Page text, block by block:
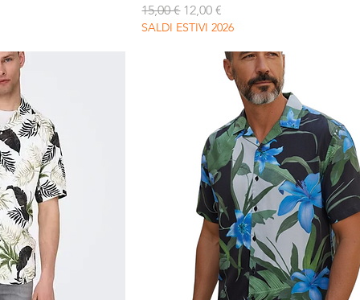
Prezzo regolare
15,00 € Prezzo scontato
12,00 €
SALDI ESTIVI 2026